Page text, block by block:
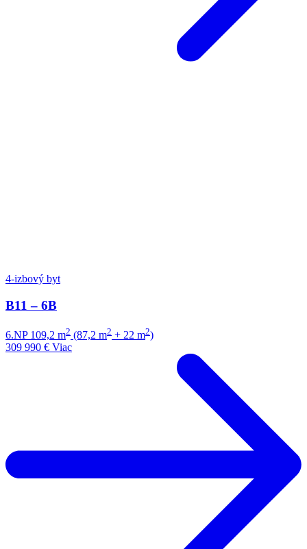
4-izbový byt
B11 – 6B
6.NP 109,2 m2 (87,2 m2 + 22 m2)
309 990 € Viac